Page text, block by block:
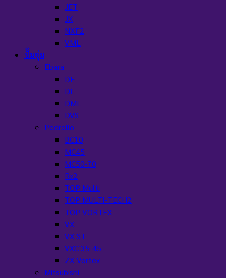
JET
JX
NXF2
VML
ปั๊มจุ่ม
Ebara
DF
DL
DML
DVS
Pedrollo
BC10
MC45
MC50-70
Rx2
TOP Multi
TOP MULTI-TECH2
TOP VORTEX
VX
VX ST
VXC 35-45
ZX Vortex
Mitsubishi